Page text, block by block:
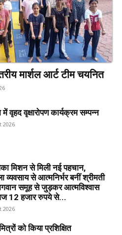
मार्शल आर्ट टीम चयनित
वृहद वृक्षारोपण कार्यक्रम सम्पन्न
2026
मिशन से मिली नई पहचान,
व्यवसाय से आत्मनिर्भर बनीं श्रीमती
समूह से जुड़कर आत्मविश्वास
12 हजार रुपये से...
2026
को किया प्रशिक्षित